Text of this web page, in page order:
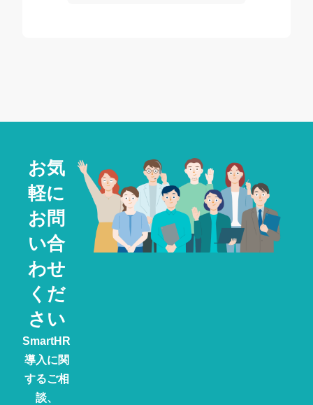
お気
軽に
お問
い合
わせ
くだ
さい
SmartHR
導入に関
するご相
談、